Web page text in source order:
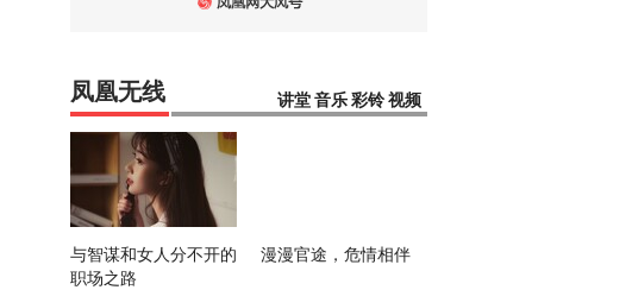
讲堂 音乐 彩铃 视频
凤凰无线
与智谋和女人分不开的
职场之路
漫漫官途，危情相伴